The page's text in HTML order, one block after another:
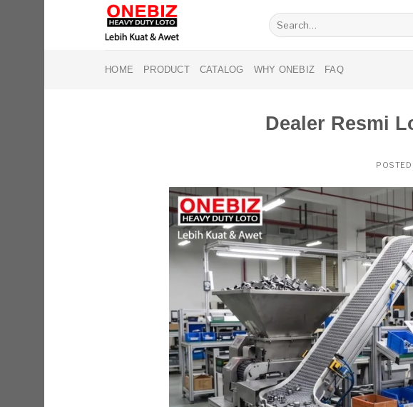
Search
for:
HOME PRODUCT CATALOG WHY ONEBIZ FAQ
Dealer Resmi
POSTED